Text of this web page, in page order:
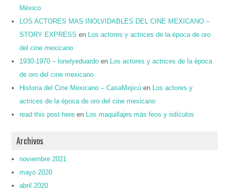
México
LOS ACTORES MAS INOLVIDABLES DEL CINE MEXICANO –
STORY EXPRESS en
Los actores y actrices de la época de oro
del cine mexicano
1930-1970 – lonelyeduardo en
Los actores y actrices de la época
de oro del cine mexicano
Historia del Cine Mexicano – CasaMejicú en
Los actores y
actrices de la época de oro del cine mexicano
read this post here en Los maquillajes más feos y ridículos
Archivos
noviembre 2021
mayo 2020
abril 2020